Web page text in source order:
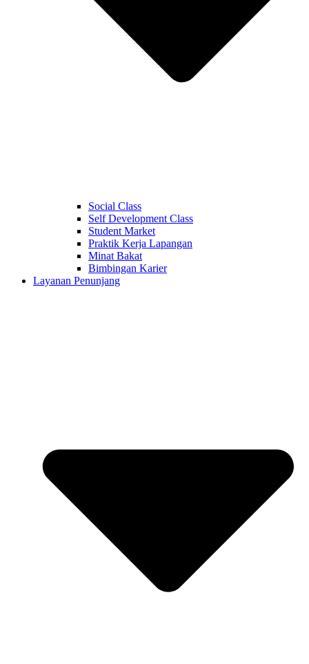
Social Class
Self Development Class
Student Market
Praktik Kerja Lapangan
Minat Bakat
Bimbingan Karier
Layanan Penunjang